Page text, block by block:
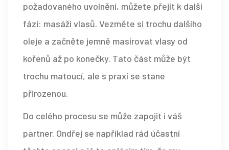
požadovaného uvolnění, můžete přejít k další
fázi: masáži vlasů. Vezměte si trochu dalšího
oleje a začněte jemně masírovat vlasy od
kořenů až po konečky. Tato část může být
trochu matoucí, ale s praxí se stane
přirozenou.
Do celého procesu se může zapojit i váš
partner. Ondřej se například rád účastní